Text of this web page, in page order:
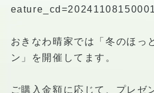
おきなわ晴家では「冬のほっ
ン」を開催してます。
ご購入金額に応じて、プレゼ